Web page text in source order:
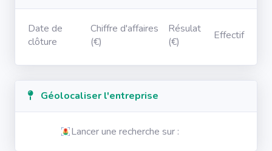
Date de
clôture
Chiffre d'affaires
(€)
Résulat
(€)
Effectif
Géolocaliser l'entreprise
Lancer une recherche sur :